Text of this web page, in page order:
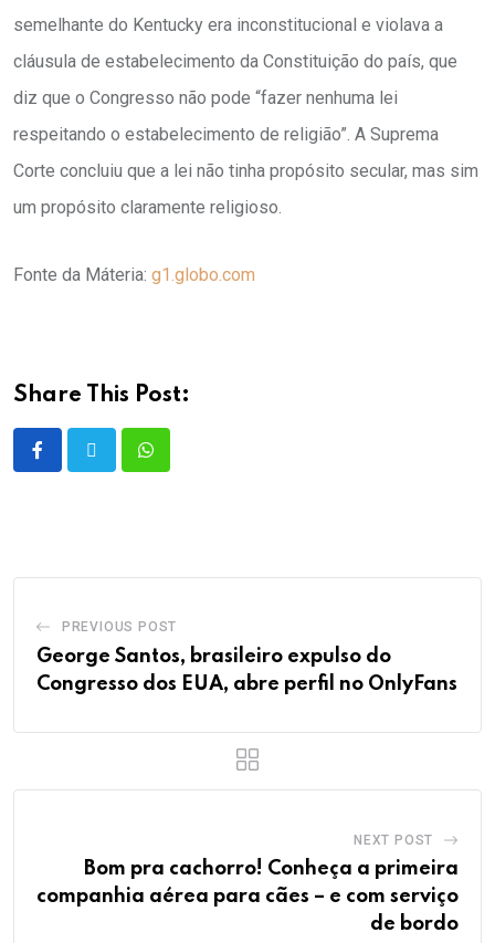
semelhante do Kentucky era inconstitucional e violava a
cláusula de estabelecimento da Constituição do país, que
diz que o Congresso não pode “fazer nenhuma lei
respeitando o estabelecimento de religião”. A Suprema
Corte concluiu que a lei não tinha propósito secular, mas sim
um propósito claramente religioso.
Fonte da Máteria: g1.globo.com
Share This Post:
PREVIOUS POST
George Santos, brasileiro expulso do
Congresso dos EUA, abre perfil no OnlyFans
NEXT POST
Bom pra cachorro! Conheça a primeira
companhia aérea para cães – e com serviço
de bordo